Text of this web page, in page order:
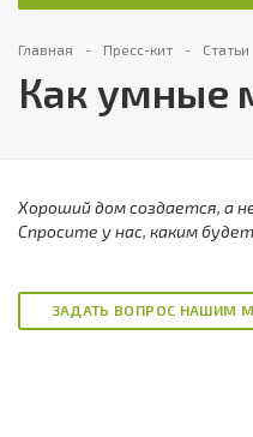
Главная Пресс-кит Статьи
Как умные
Хороший дом создается, а
Спросите у нас, каким
ЗАДАТЬ ВОПРОС НАШИМ